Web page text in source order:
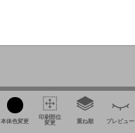
本体色変更
印刷部位
変更 重ね順 プレビュー